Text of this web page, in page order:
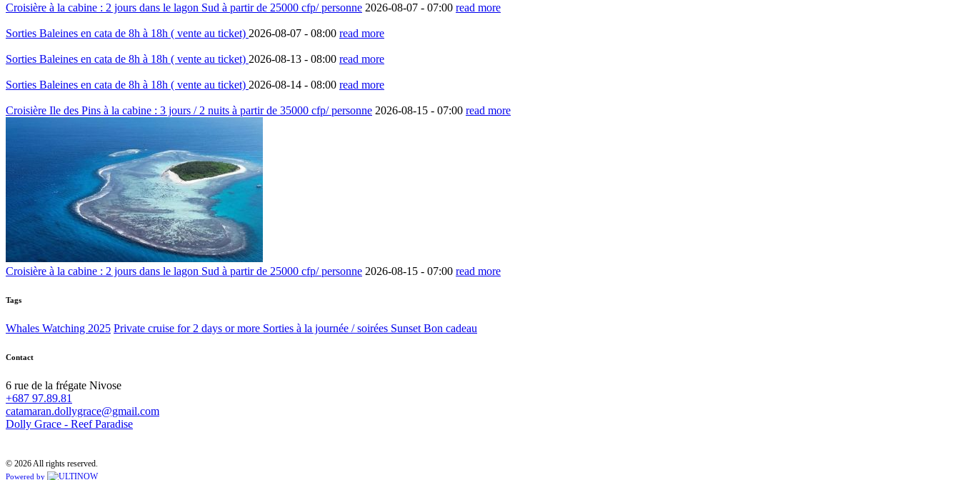
Croisière à la cabine : 2 jours dans le lagon Sud à partir de 25000 cfp/ personne 2026-08-07 - 07:00 read more
Sorties Baleines en cata de 8h à 18h ( vente au ticket) 2026-08-07 - 08:00 read more
Sorties Baleines en cata de 8h à 18h ( vente au ticket) 2026-08-13 - 08:00 read more
Sorties Baleines en cata de 8h à 18h ( vente au ticket) 2026-08-14 - 08:00 read more
Croisière Ile des Pins à la cabine : 3 jours / 2 nuits à partir de 35000 cfp/ personne 2026-08-15 - 07:00 read more
Croisière à la cabine : 2 jours dans le lagon Sud à partir de 25000 cfp/ personne 2026-08-15 - 07:00 read more
Tags
Whales Watching 2025 Private cruise for 2 days or more Sorties à la journée / soirées Sunset Bon cadeau
Contact
6 rue de la frégate Nivose
+687 97.89.81
catamaran.dollygrace@gmail.com
Dolly Grace - Reef Paradise
© 2026 All rights reserved.
Powered by